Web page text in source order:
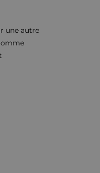
une autre